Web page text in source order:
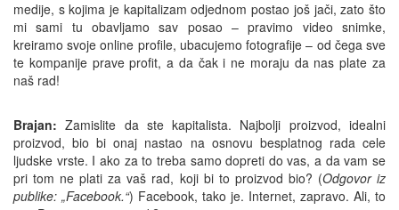
medije, s kojima je kapitalizam odjednom postao još jači, zato što
mi sami tu obavljamo sav posao – pravimo video snimke,
kreiramo svoje online profile, ubacujemo fotografije – od čega sve
te kompanije prave profit, a da čak i ne moraju da nas plate za
naš rad!
Brajan: Zamislite da ste kapitalista. Najbolji proizvod, idealni
proizvod, bio bi onaj nastao na osnovu besplatnog rada cele
ljudske vrste. I ako za to treba samo dopreti do vas, a da vam se
pri tom ne plati za vaš rad, koji bi to proizvod bio? (Odgovor iz
publike: „Facebook.“) Facebook, tako je. Internet, zapravo. Ali, to